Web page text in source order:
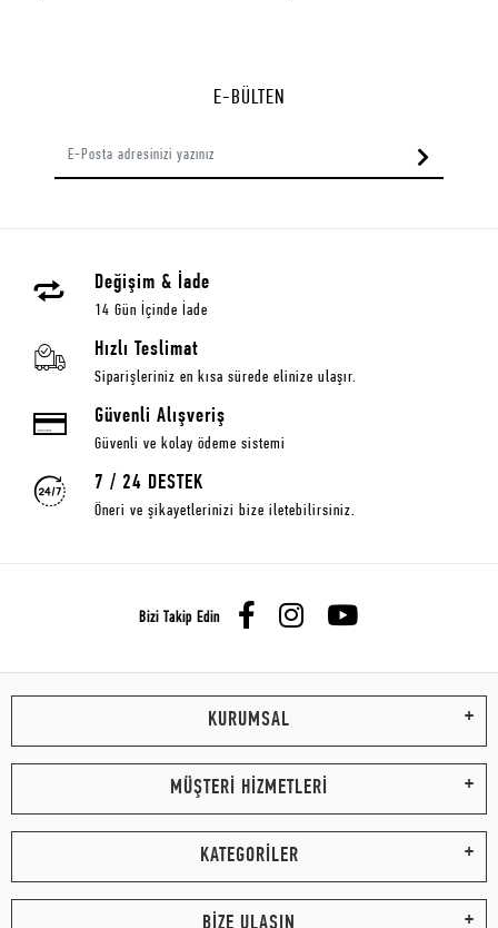
E-BÜLTEN
Değişim & İade
14 Gün İçinde İade
Hızlı Teslimat
Siparişleriniz en kısa sürede elinize ulaşır.
Güvenli Alışveriş
Güvenli ve kolay ödeme sistemi
7 / 24 DESTEK
Öneri ve şikayetlerinizi bize iletebilirsiniz.
Bizi Takip Edin
KURUMSAL
MÜŞTERİ HİZMETLERİ
KATEGORİLER
BİZE ULAŞIN